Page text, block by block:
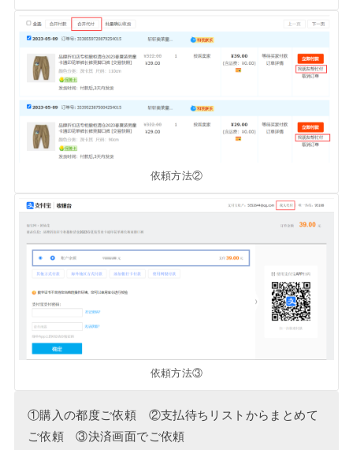
依頼方法②
依頼方法③
①購入の都度ご依頼 ②支払待ちリストからまとめて
ご依頼 ③決済画面でご依頼